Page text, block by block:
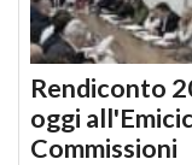
Rendiconto
oggi
Commissioni